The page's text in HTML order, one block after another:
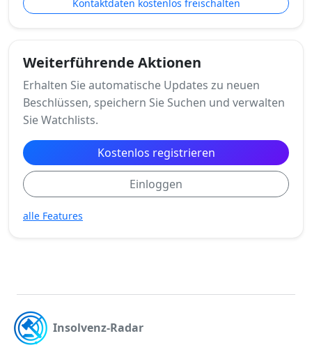
Kontaktdaten kostenlos freischalten
Weiterführende Aktionen
Erhalten Sie automatische Updates zu neuen
Beschlüssen, speichern Sie Suchen und verwalten
Sie Watchlists.
Kostenlos registrieren
Einloggen
alle Features
Insolvenz-Radar